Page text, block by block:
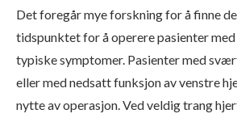
Det foregår mye forskning for å finne
tidspunktet for å operere pasienter
typiske symptomer. Pasienter med
eller med nedsatt funksjon av venstre
nytte av operasjon. Ved veldig trang